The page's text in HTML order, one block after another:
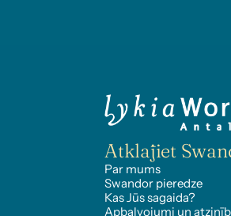
Atklājiet
Par mums
Swandor pieredze
Kas Jūs sagaida?
Apbalvojumi un